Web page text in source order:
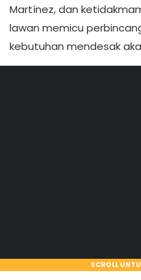
Martínez, dan
lawan memicu
kebutuhan mendesak
SCROLL